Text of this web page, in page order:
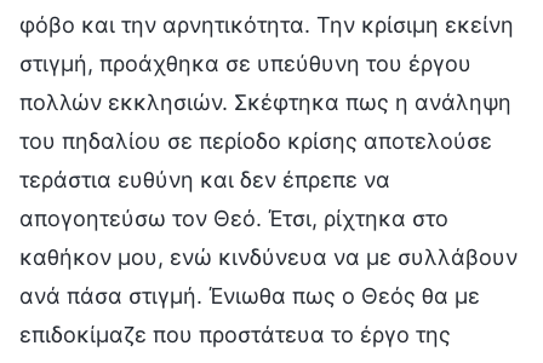
φόβο και την αρνητικότητα. Την κρίσιμη εκείνη
στιγμή, προάχθηκα σε υπεύθυνη του έργου
πολλών εκκλησιών. Σκέφτηκα πως η ανάληψη
του πηδαλίου σε περίοδο κρίσης αποτελούσε
τεράστια ευθύνη και δεν έπρεπε να
απογοητεύσω τον Θεό. Έτσι, ρίχτηκα στο
καθήκον μου, ενώ κινδύνευα να με συλλάβουν
ανά πάσα στιγμή. Ένιωθα πως ο Θεός θα με
επιδοκίμαζε που προστάτευα το έργο της